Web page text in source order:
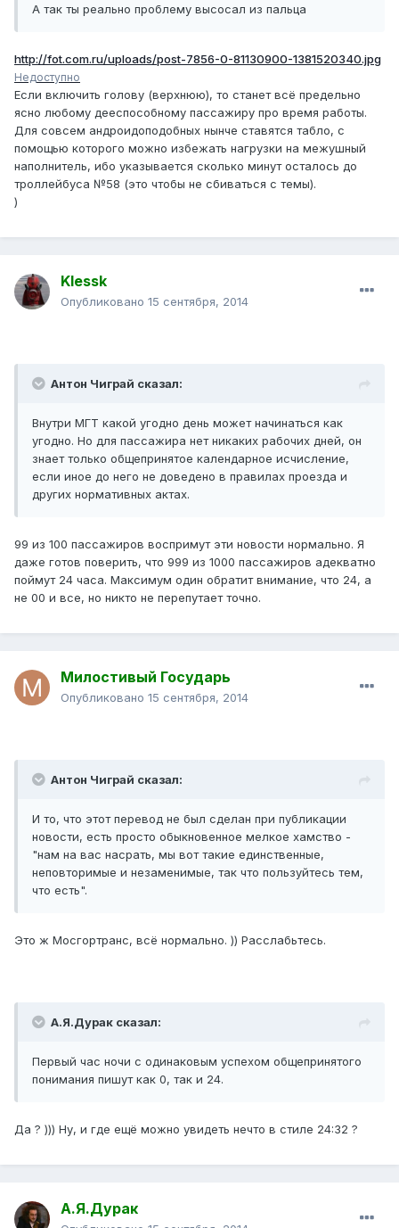
А так ты реально проблему высосал из пальца
http://fot.com.ru/uploads/post-7856-0-81130900-1381520340.jpg
Недоступно
Если включить голову (верхнюю), то станет всё предельно
ясно любому дееспособному пассажиру про время работы.
Для совсем андроидоподобных нынче ставятся табло, с
помощью которого можно избежать нагрузки на межушный
наполнитель, ибо указывается сколько минут осталось до
троллейбуса №58 (это чтобы не сбиваться с темы).
)
Klessk
Опубликовано 15 сентября, 2014
Антон Чиграй сказал:
Внутри МГТ какой угодно день может начинаться как
угодно. Но для пассажира нет никаких рабочих дней, он
знает только общепринятое календарное исчисление,
если иное до него не доведено в правилах проезда и
других нормативных актах.
99 из 100 пассажиров воспримут эти новости нормально. Я
даже готов поверить, что 999 из 1000 пассажиров адекватно
поймут 24 часа. Максимум один обратит внимание, что 24, а
не 00 и все, но никто не перепутает точно.
Милостивый Государь
Опубликовано 15 сентября, 2014
Антон Чиграй сказал:
И то, что этот перевод не был сделан при публикации
новости, есть просто обыкновенное мелкое хамство -
"нам на вас насрать, мы вот такие единственные,
неповторимые и незаменимые, так что пользуйтесь тем,
что есть".
Это ж Мосгортранс, всё нормально. )) Расслабьтесь.
А.Я.Дурак сказал:
Первый час ночи с одинаковым успехом общепринятого
понимания пишут как 0, так и 24.
Да ? ))) Ну, и где ещё можно увидеть нечто в стиле 24:32 ?
А.Я.Дурак